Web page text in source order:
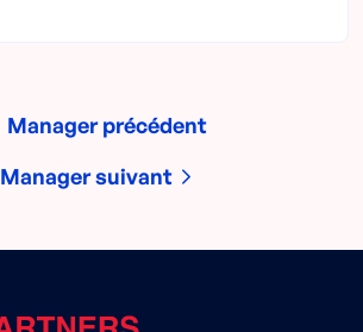
Manager précédent
Manager suivant